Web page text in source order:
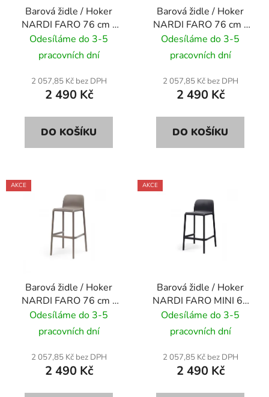
Barová židle / Hoker
NARDI FARO 76 cm -
caffe/ tmavě hnědá
Odesíláme do 3-5
pracovních dní
2 057,85 Kč bez DPH
2 490 Kč
DO KOŠÍKU
Barová židle / Hoker
NARDI FARO 76 cm -
celeste/ světle modrá
Odesíláme do 3-5
pracovních dní
2 057,85 Kč bez DPH
2 490 Kč
DO KOŠÍKU
AKCE
Barová židle / Hoker
NARDI FARO 76 cm -
tortora/ šedo hnědá
Odesíláme do 3-5
pracovních dní
2 057,85 Kč bez DPH
2 490 Kč
AKCE
Barová židle / Hoker
NARDI FARO MINI 65
cm - antracite/
antracitově
Odesíláme do 3-5
pracovních dní
2 057,85 Kč bez DPH
2 490 Kč